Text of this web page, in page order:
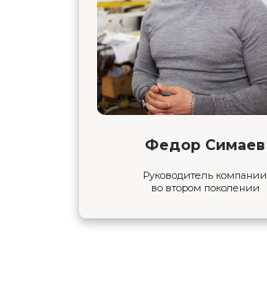
Федор Симаев
Руководитель компании
во втором поколении